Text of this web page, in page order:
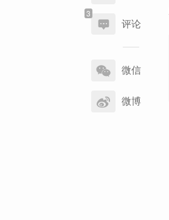
评论
享
到
微信
微博